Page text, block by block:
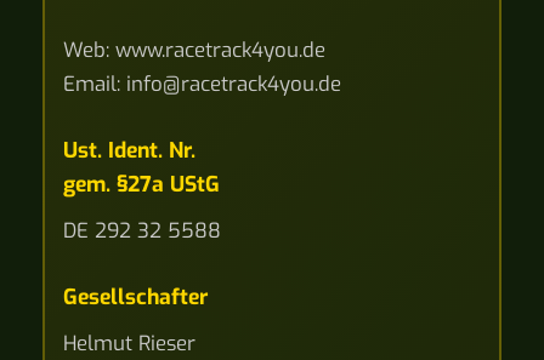
Web: www.racetrack4you.de
Email: info@racetrack4you.de
Ust. Ident. Nr.
gem. §27a UStG
DE 292 32 5588
Gesellschafter
Helmut Rieser